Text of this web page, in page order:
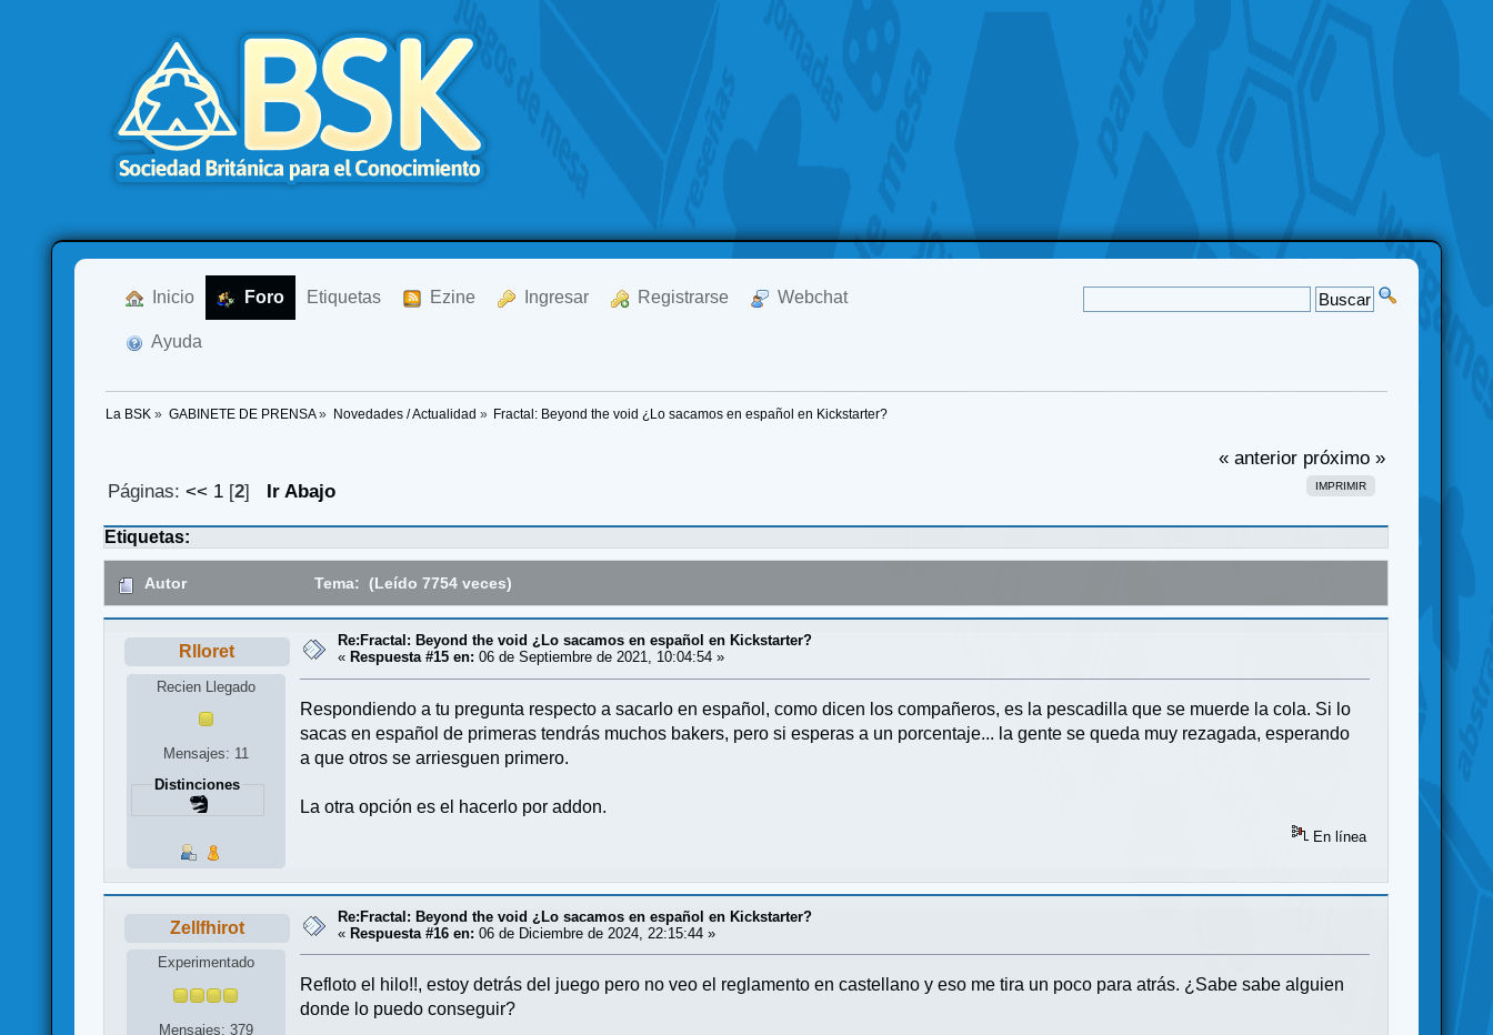
Inicio Foro Etiquetas Ezine Ingresar Registrarse Webchat
Ayuda
La BSK » GABINETE DE PRENSA» Novedades / Actualidad » Fractal: Beyond the void ¿Lo sacamos en español en Kickstarter?
« anterior próximo »
IMPRIMIR
Páginas: << 1[2] Ir Abajo
Etiquetas:
Autor Tema: (Leído 7754 veces)
Rlloret
Recien Llegado
Mensajes: 11
Distinciones
Re:Fractal: Beyond the void ¿Lo sacamos en español en Kickstarter?
« Respuesta #15 en: 06 de Septiembre de 2021, 10:04:54 »
Respondiendo a tu pregunta respecto a sacarlo en español, como dicen los compañeros, es la pescadilla que se muerde la cola. Si lo
sacas en español de primeras tendrás muchos bakers, pero si esperas a un porcentaje... la gente se queda muy rezagada, esperando
a que otros se arriesguen primero.
La otra opción es el hacerlo por addon.
En línea
Zellfhirot
Experimentado
Mensajes: 379
Re:Fractal: Beyond the void ¿Lo sacamos en español en Kickstarter?
«Respuesta #16 en: 06 de Diciembre de 2024, 22:15:44 »
Refloto el hilo!!, estoy detrás del juego pero no veo el reglamento en castellano y eso me tira un poco para atrás. ¿Sabe sabe alguien
donde lo puedo conseguir?